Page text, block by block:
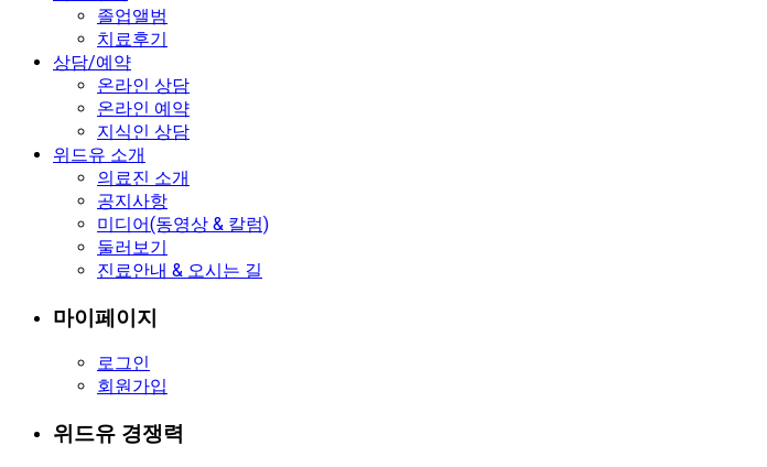
졸업앨범
치료후기
상담/예약
온라인 상담
온라인 예약
지식인 상담
위드유 소개
의료진 소개
공지사항
미디어(동영상 & 칼럼)
둘러보기
진료안내 & 오시는 길
마이페이지
로그인
회원가입
위드유 경쟁력